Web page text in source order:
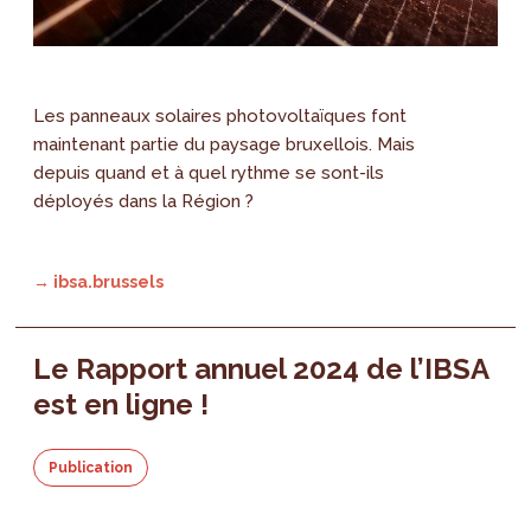
Les panneaux solaires photovoltaïques font
maintenant partie du paysage bruxellois. Mais
depuis quand et à quel rythme se sont-ils
déployés dans la Région ?
→ ibsa.brussels
Le Rapport annuel 2024 de l’IBSA
est en ligne !
Publication